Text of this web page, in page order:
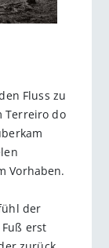
Fluss zu
Terreiro do
Vorhaben.
der
erst